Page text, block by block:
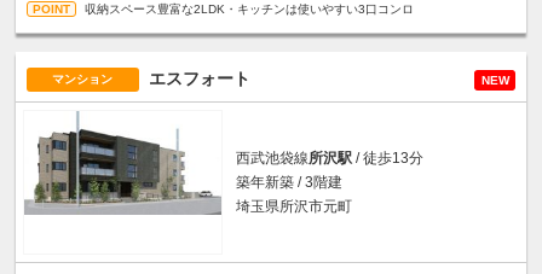
収納スペース豊富な2LDK・キッチンは使いやすい3口コンロ
マンション エスフォート NEW
西武池袋線所沢駅 / 徒歩13分
築年新築 / 3階建
埼玉県所沢市元町